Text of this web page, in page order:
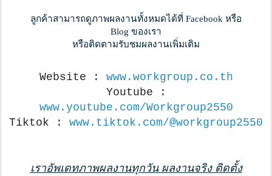
ลูกค้าสามารถดูภาพผลงานทั้งหมดได้ที่ Facebook หรือ
Blog ของเรา
หรือติดตามรับชมผลงานเพิ่มเติม
Website : www.workgroup.co.th
Youtube :
www.youtube.com/Workgroup2550
Tiktok : www.tiktok.com/@workgroup2550
เราอัพเดทภาพผลงานทุกวัน ผลงานจริง ติดตั้ง